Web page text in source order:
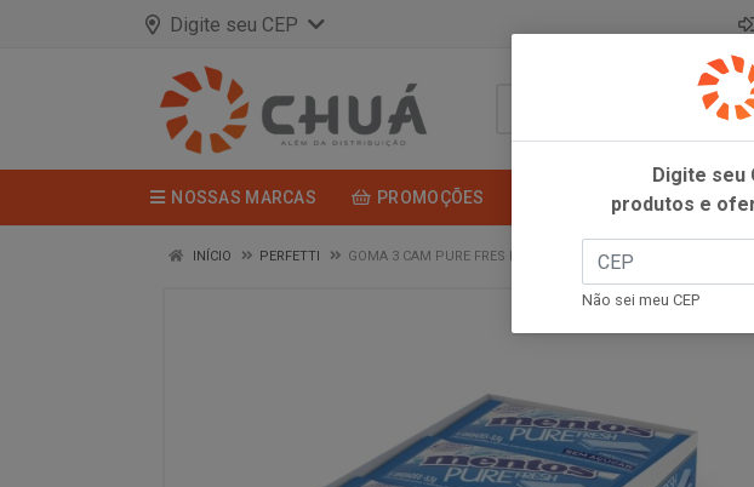
Digite seu CEP
NOSSAS MARCAS PROMOÇÕES
INÍCIO PERFETTI GOMA 3 CAM PURE FRES MINT 15X8,5G MENTOS
Digite seu
produtos e
Não sei meu CEP